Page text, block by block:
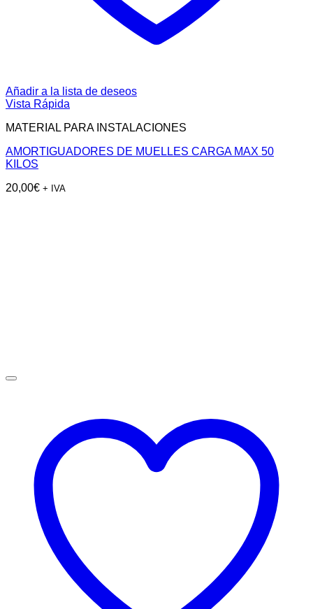
Añadir a la lista de deseos
Vista Rápida
MATERIAL PARA INSTALACIONES
AMORTIGUADORES DE MUELLES CARGA MAX 50
KILOS
20,00€ + IVA